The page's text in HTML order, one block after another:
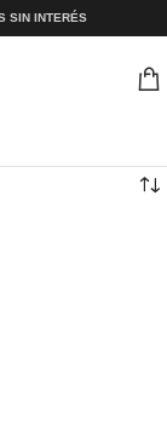
SIN INTERÉS